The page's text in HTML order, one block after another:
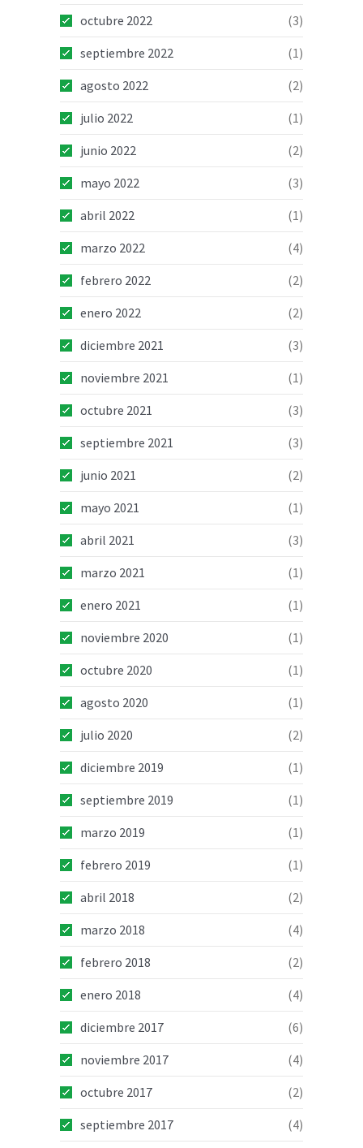
octubre 2022
(3)
septiembre 2022
(1)
agosto 2022
(2)
julio 2022
(1)
junio 2022
(2)
mayo 2022
(3)
abril 2022
(1)
marzo 2022
(4)
febrero 2022
(2)
enero 2022
(2)
diciembre 2021
(3)
noviembre 2021
(1)
octubre 2021
(3)
septiembre 2021
(3)
junio 2021
(2)
mayo 2021
(1)
abril 2021
(3)
marzo 2021
(1)
enero 2021
(1)
noviembre 2020
(1)
octubre 2020
(1)
agosto 2020
(1)
julio 2020
(2)
diciembre 2019
(1)
septiembre 2019
(1)
marzo 2019
(1)
febrero 2019
(1)
abril 2018
(2)
marzo 2018
(4)
febrero 2018
(2)
enero 2018
(4)
diciembre 2017
(6)
noviembre 2017
(4)
octubre 2017
(2)
septiembre 2017
(4)